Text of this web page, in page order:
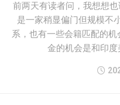
前两天有读者问，我想想
是一家稍显偏门但规模不
系，也有一些会籍匹配的
金的机会是和印